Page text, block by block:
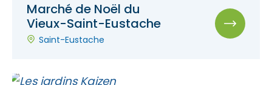
Marché de Noël du
Vieux-Saint-Eustache
Saint-Eustache